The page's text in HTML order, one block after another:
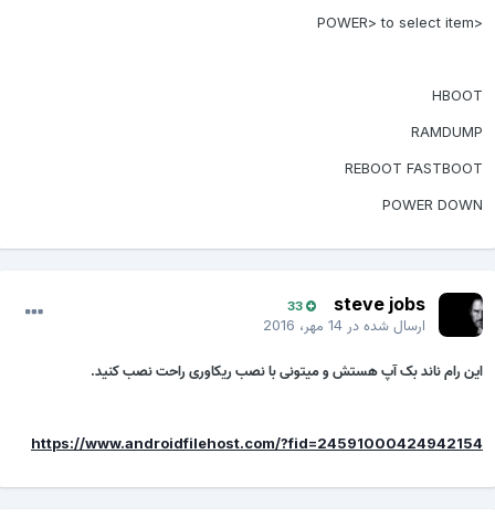
HBOOT
RAMDUMP
REBOOT FASTBOOT
POWER DOWN
steve jobs
33
ارسال شده در14 مهر، 2016
این رام ناند بک آپ هستش و میتونی با نصب ریکاوری راحت نصب کنید.
https://www.androidfilehost.com/?fid=24591000424942154